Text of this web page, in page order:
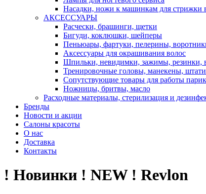
Насадки, ножи к машинкам для стрижки
АКСЕССУАРЫ
Расчески, брашинги, щетки
Бигуди, коклюшки, шейперы
Пеньюары, фартуки, пелерины,
Аксессуары для окрашивания волос
Шпильки, невидимки, зажимы, резинки,
Тренировочные головы, манекены,
Сопутствующие товары для работы
Ножницы, бритвы, масло
Расходные материалы, стерилизация и
Бренды
Новости и акции
Салоны красоты
О нас
Доставка
Контакты
! Новинки ! NEW ! Revlon